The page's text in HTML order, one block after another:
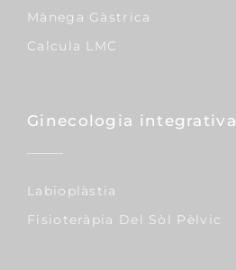
Mànega Gàstrica
Calcula LMC
Ginecologia integrativa
Labioplàstia
Fisioteràpia Del Sòl Pèlvic